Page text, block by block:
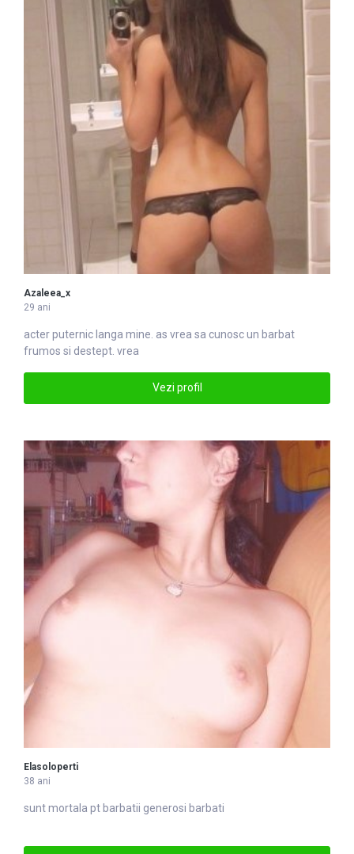
Azaleea_x
29 ani
acter puternic langa mine. as vrea sa cunosc un barbat
frumos si destept. vrea
Vezi profil
Elasoloperti
38 ani
sunt mortala pt barbatii generosi barbati